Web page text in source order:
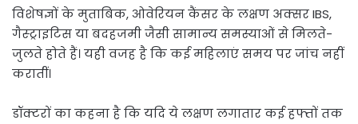
विशेषज्ञों के मुताबिक, ओवेरियन कैंसर के लक्षण अक्सर IBS,
गैस्ट्राइटिस या बदहजमी जैसी सामान्य समस्याओं से मिलते-
जुलते होते हैं। यही वजह है कि कई महिलाएं समय पर जांच नहीं
करातीं।
डॉक्टरों का कहना है कि यदि ये लक्षण लगातार कई हफ्तों तक